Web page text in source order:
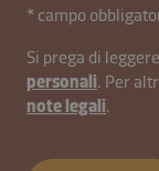
* campo
Si prega di
personali. Per
note legali.